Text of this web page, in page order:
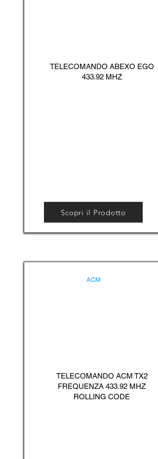
TELECOMANDO ABEXO EGO
433.92 MHZ
Scopri il Prodotto
ACM
TELECOMANDO ACM TX2
FREQUENZA 433.92 MHZ
ROLLING CODE